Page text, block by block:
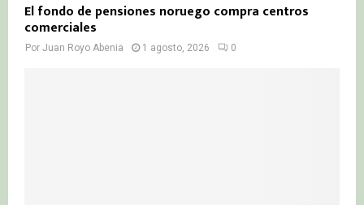
El fondo de pensiones noruego compra centros
comerciales
Por Juan Royo Abenia 1 agosto, 2026 0